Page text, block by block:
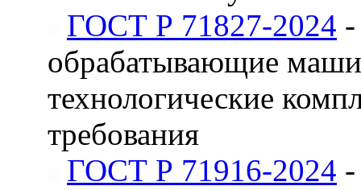
ГОСТ Р 71827-2024
обрабатывающие
технологические
требования
ГОСТ Р 71916-2024